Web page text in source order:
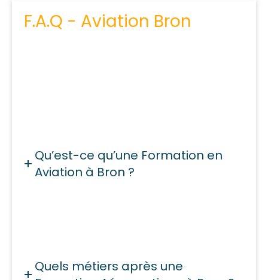
F.A.Q - Aviation Bron
Qu’est-ce qu’une Formation en
Aviation à Bron ?
Quels métiers après une